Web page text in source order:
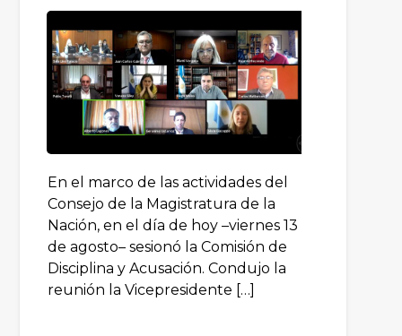
En el marco de las actividades del
Consejo de la Magistratura de la
Nación, en el día de hoy –viernes 13
de agosto– sesionó la Comisión de
Disciplina y Acusación. Condujo la
reunión la Vicepresidente […]